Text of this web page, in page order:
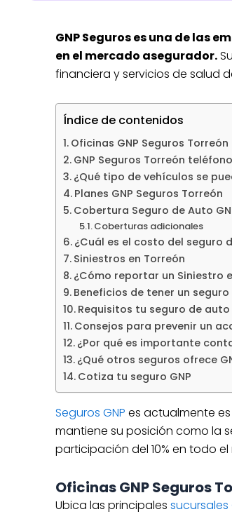
GNP Seguros es una de las
en el mercado asegurador.
financiera y servicios de salud
Índice de contenidos
Oficinas GNP Seguros Torreón
GNP Seguros Torreón teléfono
¿Qué tipo de vehículos se
Planes GNP Seguros Torreón
Cobertura Seguro de Auto
Coberturas adicionales
¿Cuál es el costo del seguro
Siniestros en Torreón
¿Cómo reportar un Siniestro
Beneficios de tener un seguro
Requisitos tu seguro de auto
Consejos para prevenir un
¿Por qué es importante
¿Qué otros seguros ofrece
Cotiza tu seguro GNP
Seguros GNP es actualmente
mantiene su posición como la
participación del 10% en todo
Oficinas GNP Seguros
Ubica las principales sucursales